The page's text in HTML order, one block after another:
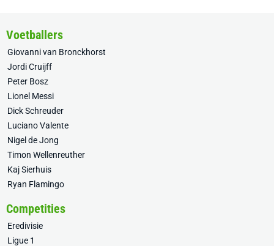
Voetballers
Giovanni van Bronckhorst
Jordi Cruijff
Peter Bosz
Lionel Messi
Dick Schreuder
Luciano Valente
Nigel de Jong
Timon Wellenreuther
Kaj Sierhuis
Ryan Flamingo
Competities
Eredivisie
Ligue 1